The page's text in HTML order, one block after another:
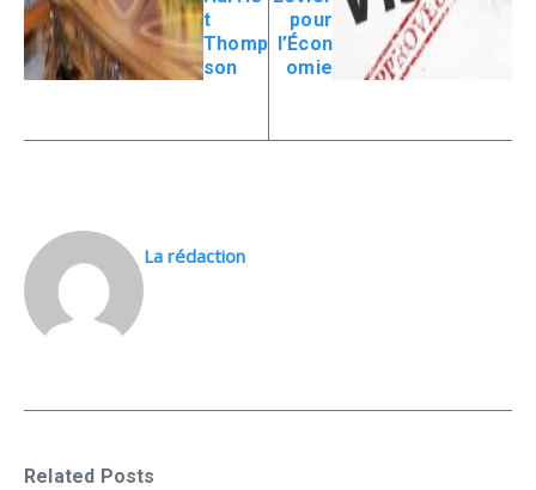
t
Thomp
son
pour
l’Écon
omie
La rédaction
Related Posts